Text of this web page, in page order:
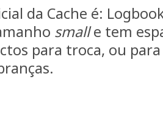
da Cache é:
smalle tem
para troca, ou